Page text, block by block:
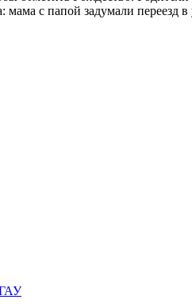
мама с папой задумали